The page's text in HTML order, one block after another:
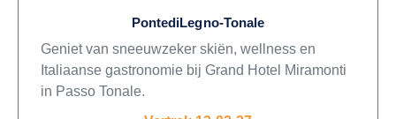
PontediLegno-Tonale
Geniet van sneeuwzeker skiën, wellness en
Italiaanse gastronomie bij Grand Hotel Miramonti
in Passo Tonale.